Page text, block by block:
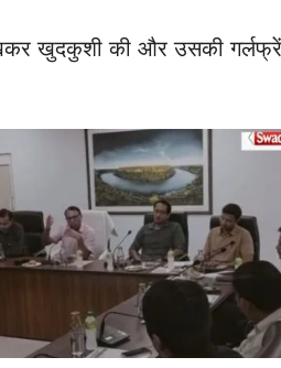
खुदकुशी की और उसकी